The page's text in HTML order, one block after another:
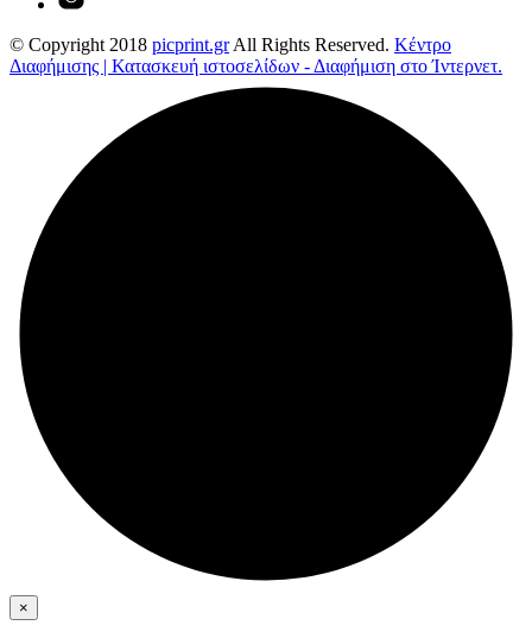
© Copyright 2018 picprint.grAll Rights Reserved. Κέντρο
Διαφήμισης | Κατασκευή ιστοσελίδων - Διαφήμιση στο Ίντερνετ.
×